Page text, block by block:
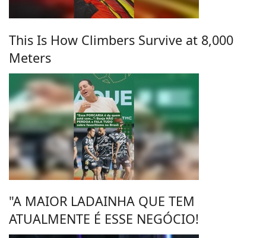
This Is How Climbers Survive at 8,000
Meters
"A MAIOR LADAINHA QUE TEM
ATUALMENTE É ESSE NEGÓCIO!